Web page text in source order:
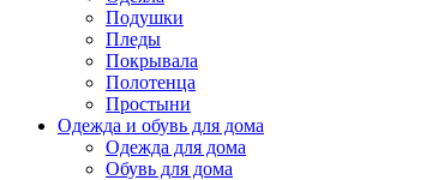
Подушки
Пледы
Покрывала
Полотенца
Простыни
Одежда и обувь для дома
Одежда для дома
Обувь для дома